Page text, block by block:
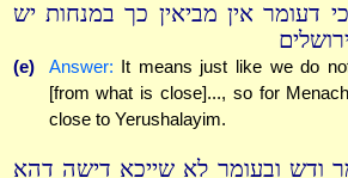
דעומר אין מביאין כך במנחות יש
(e) Answer: It means just like we do
[from what is close]..., so for
close to Yerushalayim.
ודש ובעומר לא שייכא דישה דהא